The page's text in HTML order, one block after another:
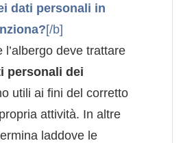
dati personali in
[/b]
deve trattare
personali dei
utili ai fini del corretto
attività. In altre
laddove le